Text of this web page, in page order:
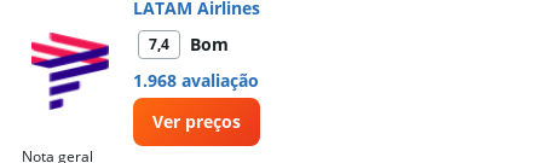
LATAM Airlines
7,4
Bom
1.968 avaliação
Ver preços
Nota geral